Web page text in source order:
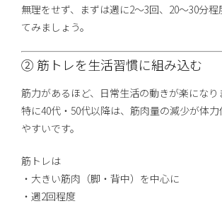
無理をせず、まずは週に2〜3回、20〜30分
てみましょう。
② 筋トレを生活習慣に組み込む
筋力があるほど、日常生活の動きが楽になり
特に40代・50代以降は、筋肉量の減少が体
やすいです。
筋トレは
・大きい筋肉（脚・背中）を中心に
・週2回程度